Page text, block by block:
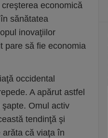
economică
sănătatea
inovaţiilor
pare să fie economia
occidental
A apărut astfel
Omul activ
tendinţă şi
arăta că viaţa în